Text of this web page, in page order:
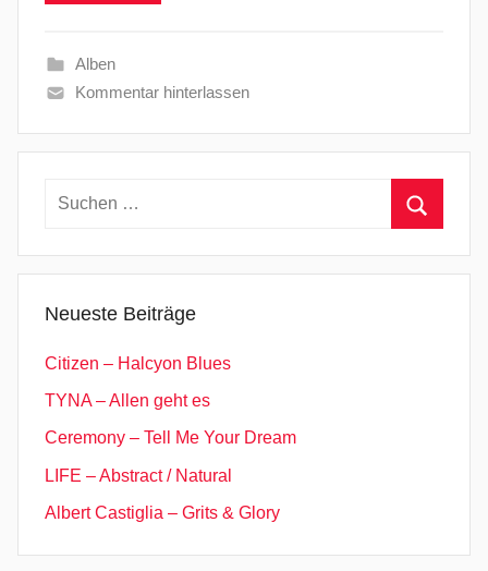
Alben
Kommentar hinterlassen
Suchen
Neueste Beiträge
Citizen – Halcyon Blues
TYNA – Allen geht es
Ceremony – Tell Me Your Dream
LIFE – Abstract / Natural
Albert Castiglia – Grits & Glory